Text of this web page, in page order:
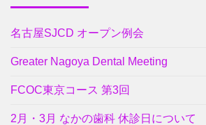
名古屋SJCD オープン例会
Greater Nagoya Dental Meeting
FCOC東京コース 第3回
2月・3月 なかの歯科 休診日について